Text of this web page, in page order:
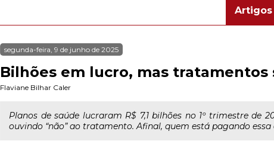
Artigos
segunda-feira, 9 de junho de 2025
Bilhões em lucro, mas tratamentos
Flaviane Bilhar Caler
Planos de saúde lucraram R$ 7,1 bilhões no 1º trimestre de
ouvindo “não” ao tratamento. Afinal, quem está pagando essa